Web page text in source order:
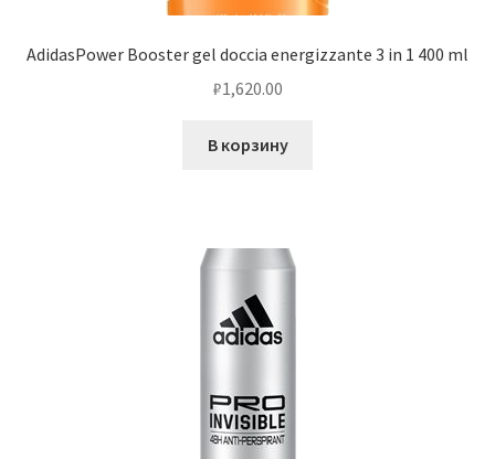
AdidasPower Booster gel doccia energizzante 3 in 1 400 ml
₽1,620.00
В корзину